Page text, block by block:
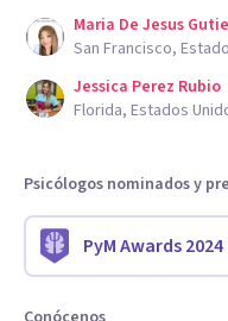
Maria De Jesus
San Francisco,
Jessica Perez Rubio
Florida, Estados
Psicólogos nominados y
PyM Awards 2024